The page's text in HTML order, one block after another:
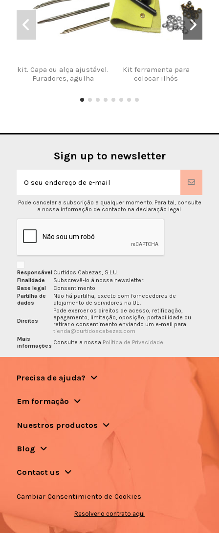
kit. Capa ou alça ajustável.
Furadores, agulha
Kit ferramenta para
colocar ilhós
Sign up to newsletter
Pode cancelar a subscrição a qualquer momento. Para tal, consulte
a nossa informação de contacto na declaração legal.
Responsável Curtidos Cabezas, S.L.U.
Finalidade
Subscrevê-lo à nossa newsletter.
Base legal
Consentimento
Partilha de
dados
Não há partilha, exceto com fornecedores de
alojamento de servidores na UE.
Direitos
Pode exercer os direitos de acesso, retificação,
apagamento, limitação, oposição, portabilidade ou
retirar o consentimento enviando um e-mail para
tienda@curtidoscabezas.com
Mais
informações Consulte a nossa Política de Privacidade
Precisa de ajuda?
Em formação
Nuestros productos
Blog
Contact us
Cambiar Consentimiento de Cookies
Resolver o contrato aqui